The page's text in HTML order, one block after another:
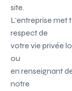
site.
L’entreprise
respect de
votre vie privée
ou
en renseignant
notre